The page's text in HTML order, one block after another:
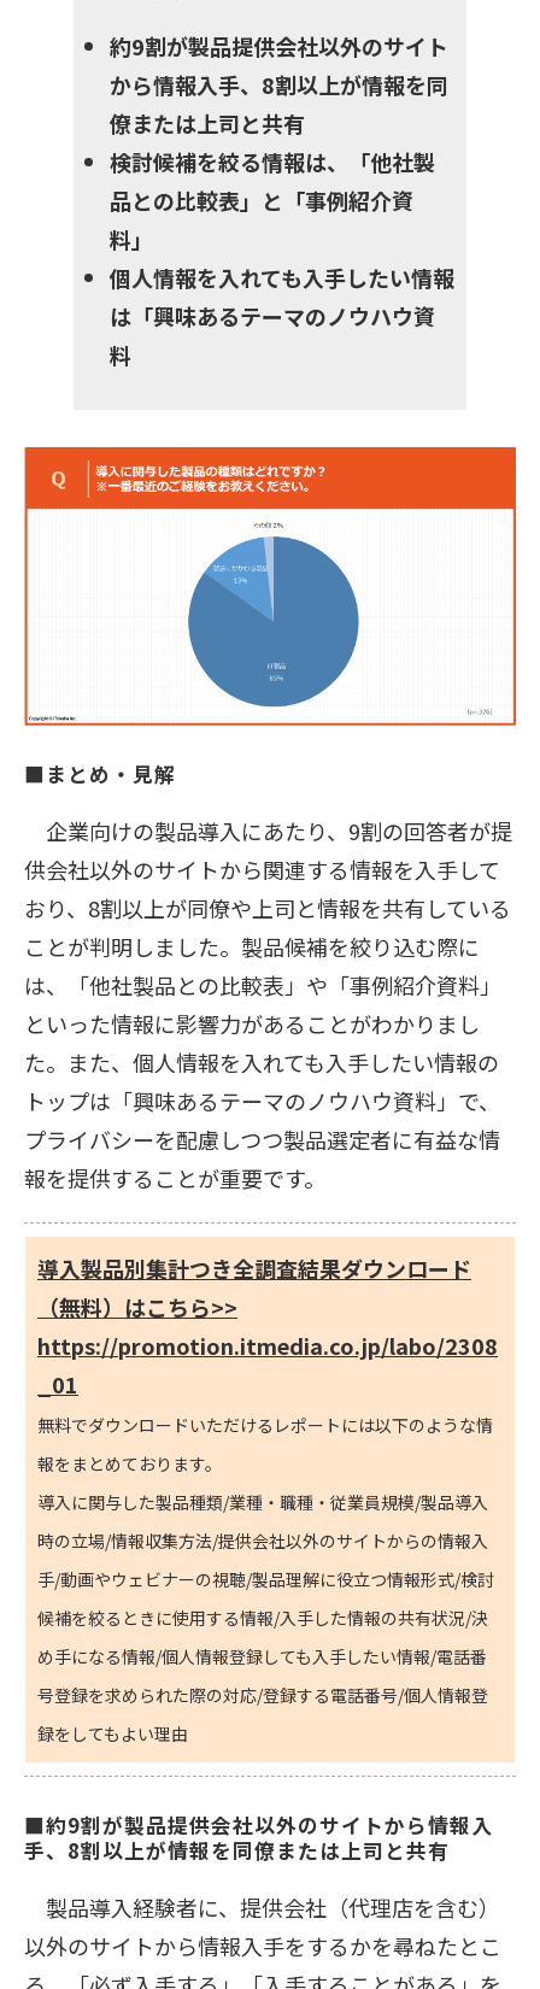
約9割が製品提供会社以外のサイト
から情報入手、8割以上が情報を同
僚または上司と共有
検討候補を絞る情報は、「他社製
品との比較表」と「事例紹介資
料」
個人情報を入れても入手したい情報
は「興味あるテーマのノウハウ資
料
■まとめ・見解
企業向けの製品導入にあたり、9割の回答者が提
供会社以外のサイトから関連する情報を入手して
おり、8割以上が同僚や上司と情報を共有している
ことが判明しました。製品候補を絞り込む際に
は、「他社製品との比較表」や「事例紹介資料」
といった情報に影響力があることがわかりまし
た。また、個人情報を入れても入手したい情報の
トップは「興味あるテーマのノウハウ資料」で、
プライバシーを配慮しつつ製品選定者に有益な情
報を提供することが重要です。
導入製品別集計つき全調査結果ダウンロード
（無料）はこちら>>
https://promotion.itmedia.co.jp/labo/2308
_01
無料でダウンロードいただけるレポートには以下のような情
報をまとめております。
導入に関与した製品種類/業種・職種・従業員規模/製品導入
時の立場/情報収集方法/提供会社以外のサイトからの情報入
手/動画やウェビナーの視聴/製品理解に役立つ情報形式/検討
候補を絞るときに使用する情報/入手した情報の共有状況/決
め手になる情報/個人情報登録しても入手したい情報/電話番
号登録を求められた際の対応/登録する電話番号/個人情報登
録をしてもよい理由
■約9割が製品提供会社以外のサイトから情報入
手、8割以上が情報を同僚または上司と共有
製品導入経験者に、提供会社（代理店を含む）
以外のサイトから情報入手をするかを尋ねたとこ